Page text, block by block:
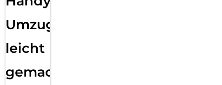
Umzug
leicht
gemacht!